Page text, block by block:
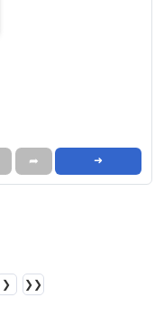
➦ ➜
❯ ❯❯